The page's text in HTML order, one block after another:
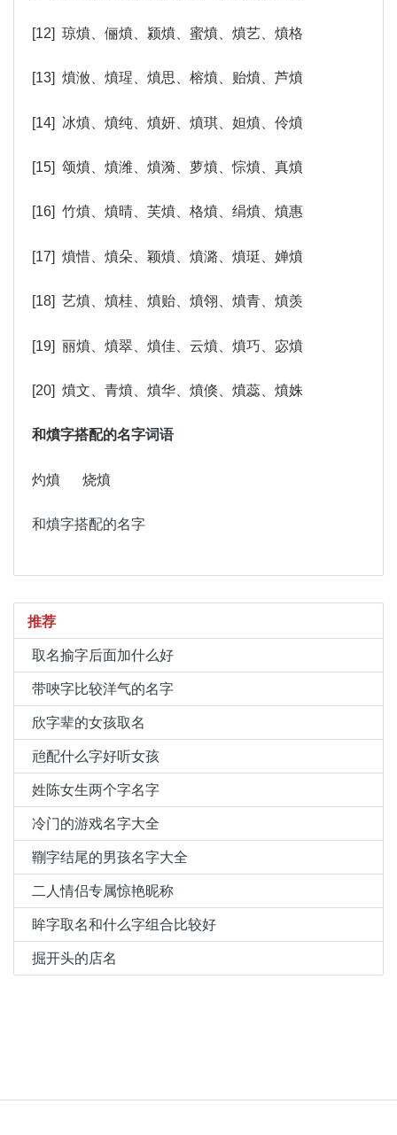
[12] 琼燌、俪燌、颍燌、蜜燌、燌艺、燌格
[13] 燌浟、燌瑆、燌思、榕燌、贻燌、芦燌
[14] 冰燌、燌纯、燌妍、燌琪、妲燌、伶燌
[15] 颂燌、燌潍、燌漪、萝燌、悰燌、真燌
[16] 竹燌、燌晴、芙燌、格燌、绢燌、燌惠
[17] 燌惜、燌朵、颖燌、燌潞、燌珽、婵燌
[18] 艺燌、燌桂、燌贻、燌翎、燌青、燌羡
[19] 丽燌、燌翠、燌佳、云燌、燌巧、宓燌
[20] 燌文、青燌、燌华、燌倏、燌蕊、燌姝
和燌字搭配的名字词语
灼燌 烧燌
和燌字搭配的名字
推荐
取名揄字后面加什么好
带唊字比较洋气的名字
欣字辈的女孩取名
兘配什么字好听女孩
姓陈女生两个字名字
冷门的游戏名字大全
鞩字结尾的男孩名字大全
二人情侣专属惊艳昵称
眸字取名和什么字组合比较好
掘开头的店名